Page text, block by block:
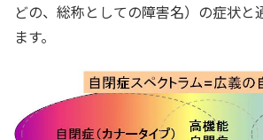
どの、総称としての障害名）の症状と
ます。